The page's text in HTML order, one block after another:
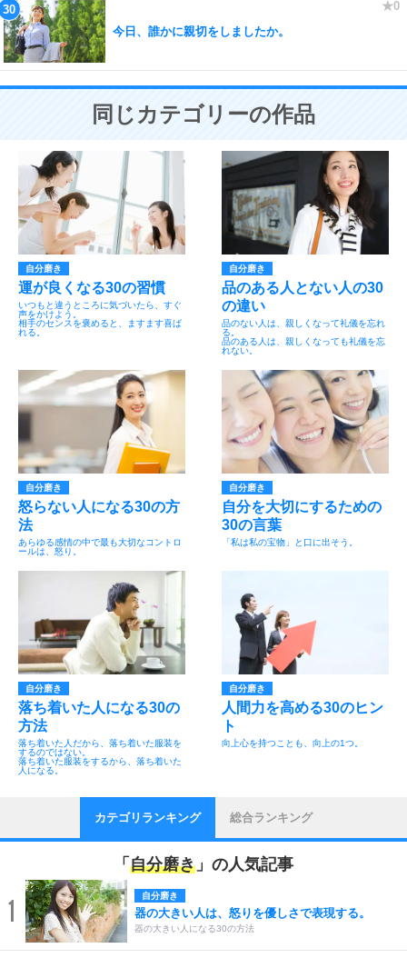
今日、誰かに親切をしましたか。
同じカテゴリーの作品
自分磨き
運が良くなる30の習慣
いつもと違うところに気づいたら、すぐ
声をかけよう。
相手のセンスを褒めると、ますます喜ば
れる。
自分磨き
品のある人とない人の30
の違い
品のない人は、親しくなって礼儀を忘れ
る。
品のある人は、親しくなっても礼儀を忘
れない。
自分磨き
怒らない人になる30の方
法
あらゆる感情の中で最も大切なコントロ
ールは、怒り。
自分磨き
自分を大切にするための
30の言葉
「私は私の宝物」と口に出そう。
自分磨き
落ち着いた人になる30の
方法
落ち着いた人だから、落ち着いた服装を
するのではない。
落ち着いた服装をするから、落ち着いた
人になる。
自分磨き
人間力を高める30のヒン
ト
向上心を持つことも、向上の1つ。
カテゴリランキング 総合ランキング
「 自分磨き 」の人気記事
1 自分磨き
器の大きい人は、怒りを優しさで表現する。
器の大きい人になる30の方法